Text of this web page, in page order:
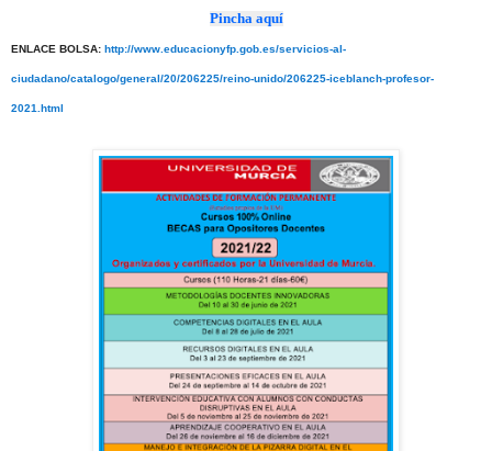
Pincha aquí
ENLACE BOLSA: http://www.educacionyfp.gob.es/servicios-al-
ciudadano/catalogo/general/20/206225/reino-unido/206225-iceblanch-profesor-
2021.html